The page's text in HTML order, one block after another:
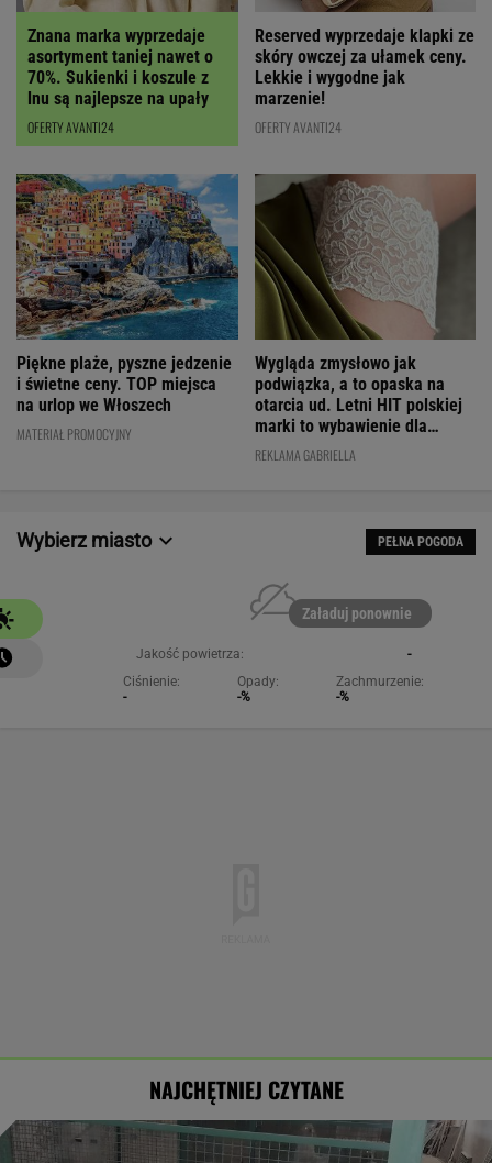
Znana marka wyprzedaje
asortyment taniej nawet o
70%. Sukienki i koszule z
lnu są najlepsze na upały
OFERTY AVANTI24
Reserved wyprzedaje klapki ze
skóry owczej za ułamek ceny.
Lekkie i wygodne jak
marzenie!
OFERTY AVANTI24
Piękne plaże, pyszne jedzenie
i świetne ceny. TOP miejsca
na urlop we Włoszech
MATERIAŁ PROMOCYJNY
Wygląda zmysłowo jak
podwiązka, a to opaska na
otarcia ud. Letni HIT polskiej
marki to wybawienie dla
kobiet!
REKLAMA GABRIELLA
Wybierz miasto PEŁNA POGODA
Załaduj ponownie
Jakość powietrza:
-
Ciśnienie:
-
Opady:
-%
Zachmurzenie:
-%
NAJCHĘTNIEJ CZYTANE